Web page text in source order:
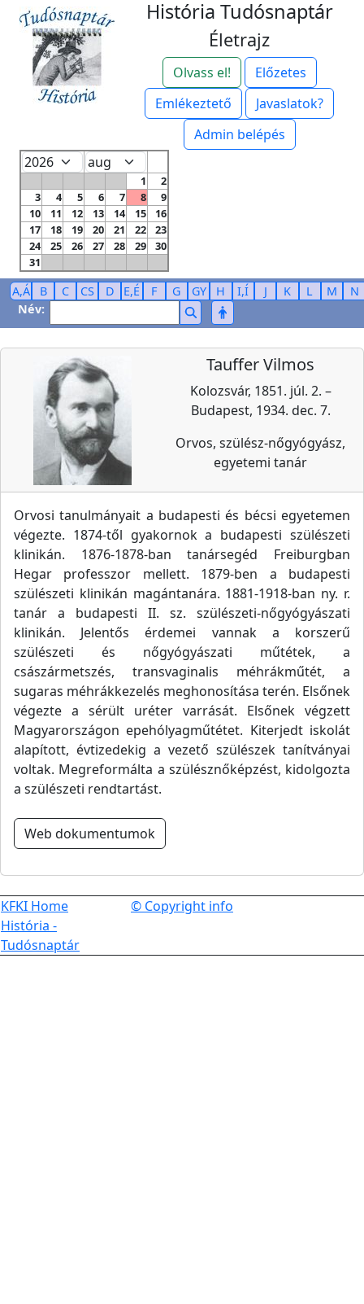
História Tudósnaptár
Életrajz
Olvass el!
Előzetes
Emlékeztető
Javaslatok?
Admin belépés
1
2
3
4 5 6 7 8
9
10
11 12 13 14 15
16
17
18 19 20 21 22
23
24
25 26 27 28 29
30
31
A,Á B C CS D E,É F G GY H I,Í J K L M
N
Név:
Tauffer Vilmos
Kolozsvár, 1851. júl. 2. –
Budapest, 1934. dec. 7.
Orvos, szülész-nőgyógyász,
egyetemi tanár
Orvosi tanulmányait a budapesti és bécsi egyetemen
végezte. 1874-től gyakornok a budapesti szülészeti
klinikán. 1876-1878-ban tanársegéd Freiburgban
Hegar professzor mellett. 1879-ben a budapesti
szülészeti klinikán magántanára. 1881-1918-ban ny. r.
tanár a budapesti II. sz. szülészeti-nőgyógyászati
klinikán. Jelentős érdemei vannak a korszerű
szülészeti és nőgyógyászati műtétek, a
császármetszés, transvaginalis méhrákműtét, a
sugaras méhrákkezelés meghonosítása terén. Elsőnek
végezte a sérült uréter varrását. Elsőnek végzett
Magyarországon epehólyagműtétet. Kiterjedt iskolát
alapított, évtizedekig a vezető szülészek tanítványai
voltak. Megreformálta a szülésznőképzést, kidolgozta
a szülészeti rendtartást.
Web dokumentumok
KFKI Home
História -
Tudósnaptár
© Copyright info